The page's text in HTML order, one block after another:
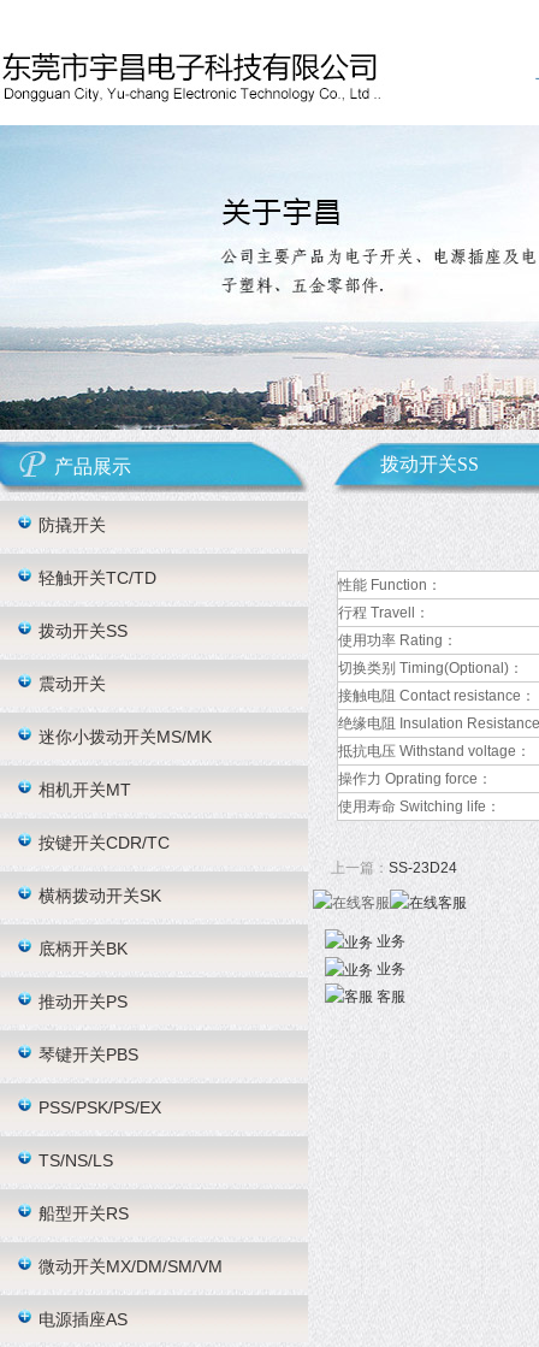
产品展示
防撬开关
轻触开关TC/TD
拨动开关SS
震动开关
迷你小拨动开关MS/MK
相机开关MT
按键开关CDR/TC
横柄拨动开关SK
底柄开关BK
推动开关PS
琴键开关PBS
PSS/PSK/PS/EX
TS/NS/LS
船型开关RS
微动开关MX/DM/SM/VM
电源插座AS
拨动开关SS
性能 Function：
行程 Travell：
使用功率 Rating：
切换类别 Timing(Optional)：
接触电阻 Contact resistance：
绝缘电阻 Insulation
抵抗电压 Withstand voltage：
操作力 Oprating force：
使用寿命 Switching life：
上一篇： SS-23D24
业务
业务
客服